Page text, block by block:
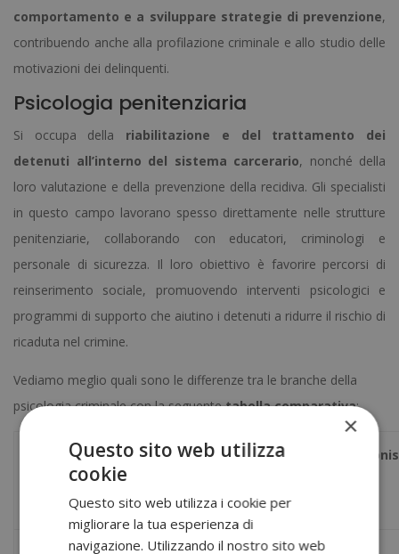
comportamento e a sviluppare strategie di prevenzione,
contribuendo anche alla profilazione criminale e allo studio delle
motivazioni dei delinquenti.
Psicologia penitenziaria
Si occupa della riabilitazione e del trattamento dei
detenuti all’interno del sistema carcerario, nonché della
loro valutazione e della prevenzione della recidiva. Gli specialisti
in questo campo lavorano spesso direttamente nelle strutture
penitenziarie, collaborando con educatori, criminologi e
personale di sicurezza. Il loro obiettivo è favorire percorsi di
reinserimento sociale, promuovendo interventi psicologici e
programmi di supporto che aiutino i detenuti a ridurre il rischio di
ricaduta nel crimine.
Vediamo meglio quali sono le differenze tra le branche della
psicologia criminale con la seguentetabella comparativa:
Branca della
Obiettivo
×
Questo sito web utilizza
cookie
Questo sito web utilizza i cookie per
migliorare la tua esperienza di
navigazione. Utilizzando il nostro sito web